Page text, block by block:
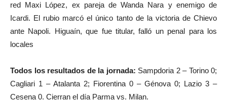
red Maxi López, ex pareja de Wanda Nara y enemigo de
Icardi. El rubio marcó el único tanto de la victoria de Chievo
ante Napoli. Higuaín, que fue titular, falló un penal para los
locales
Todos los resultados de la jornada: Sampdoria 2 – Torino 0;
Cagliari 1 – Atalanta 2; Fiorentina 0 – Génova 0; Lazio 3 –
Cesena 0. Cierran el día Parma vs. Milan.